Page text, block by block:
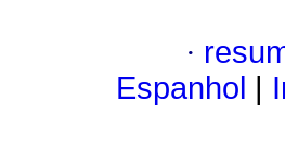
·
Espanhol